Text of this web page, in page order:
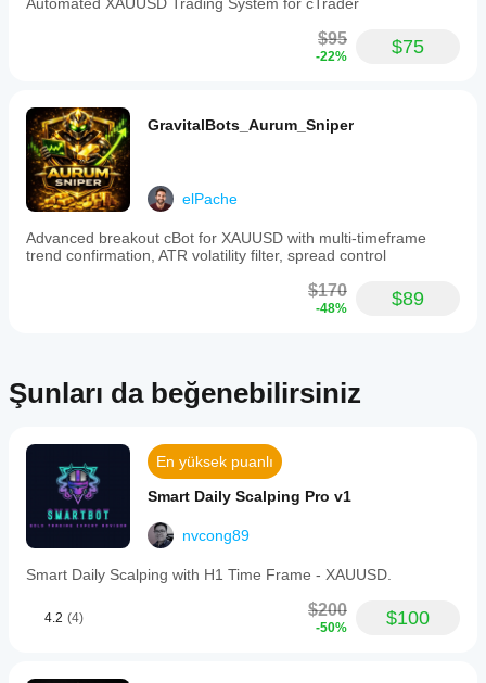
$95
-22% $75
GravitalBots_Aurum_Sniper
elPache
Advanced breakout cBot for XAUUSD with multi-timeframe
trend confirmation, ATR volatility filter, spread control
$170
-48% $89
Şunları da beğenebilirsiniz
En yüksek puanlı
Smart Daily Scalping Pro v1
nvcong89
Smart Daily Scalping with H1 Time Frame - XAUUSD.
4.2 (4) $200
-50% $100